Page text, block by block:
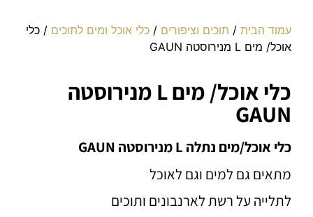
עמוד הבית / תוכים וציפורים /כלי אוכל ומים לתוכים / כלי
אוכל/ מים L מנירוסטה GAUN
כלי אוכל/ מים L מנירוסטה
GAUN
כלי אוכל/מים נתלה L מנירוסטה GAUN
מתאים גם למים וגם לאוכל
לתלייה על רשת לארנבונים ותוכים